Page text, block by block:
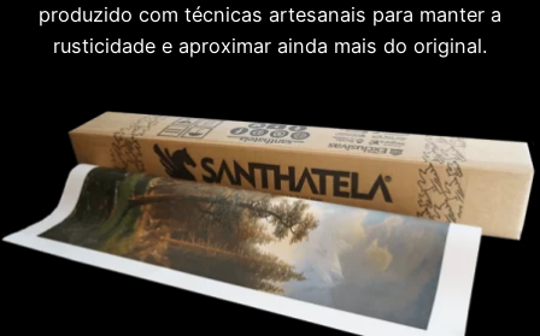
produzido com técnicas artesanais para manter a
rusticidade e aproximar ainda mais do original.